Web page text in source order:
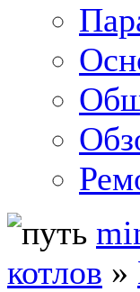
котлов »